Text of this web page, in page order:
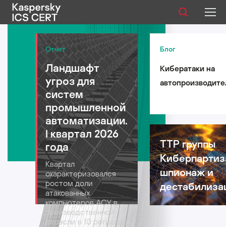
Публикации
Услуги
Уязвимости
Статистика
Русский
Отчет
Ландшафт
угроз для
систем
промышленной
автоматизации.
I квартал 2026
года
Квартал
охарактеризовался
ростом доли
атакованных
компьютеров АСУ в
производственной
отрасли в 10 регионах
Блог
Кибератаки на
компании: риски
автомобильной
индустрии в 2026
году
TTP группы
шпионаж и